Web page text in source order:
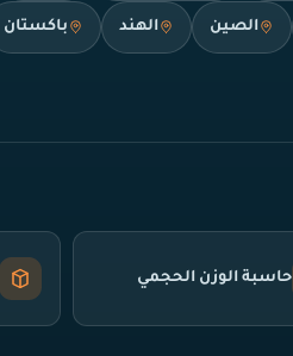
الصين الهند باكستان
حاسبة الوزن الحجمي